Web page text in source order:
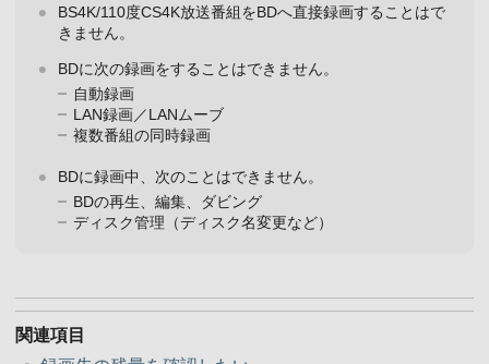
BS4K/110度CS4K放送番組をBDへ直接録画することはで
きません。
BDに次の録画をすることはできません。
自動録画
LAN録画／LANムーブ
複数番組の同時録画
BDに録画中、次のことはできません。
BDの再生、編集、ダビング
ディスク管理（ディスク名変更など）
関連項目